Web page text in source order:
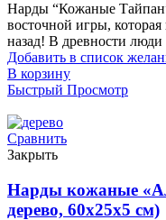
Нарды “Кожаные
восточной игры,
назад! В древности люди
Добавить в список
В корзину
Быстрый Просмотр
Сравнить
Закрыть
Нарды кожаные
дерево, 60х25х5 см)